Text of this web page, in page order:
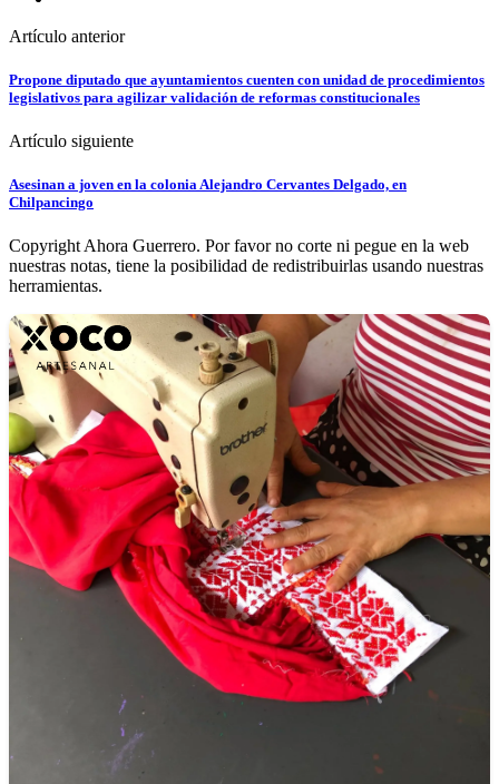
Artículo anterior
Propone diputado que ayuntamientos cuenten con unidad de procedimientos
legislativos para agilizar validación de reformas constitucionales
Artículo siguiente
Asesinan a joven en la colonia Alejandro Cervantes Delgado, en
Chilpancingo
Copyright Ahora Guerrero. Por favor no corte ni pegue en la web
nuestras notas, tiene la posibilidad de redistribuirlas usando nuestras
herramientas.